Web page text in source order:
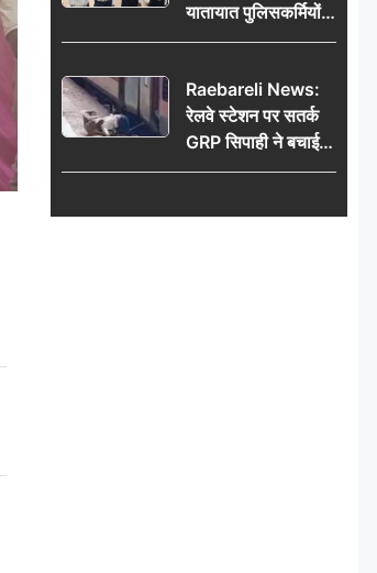
यातायात पुलिसकर्मियों
को वितरित किए गए छाते
Raebareli News:
रेलवे स्टेशन पर सतर्क
GRP सिपाही ने बचाई
महिला की जान, चलती
हादसा टला; घटना